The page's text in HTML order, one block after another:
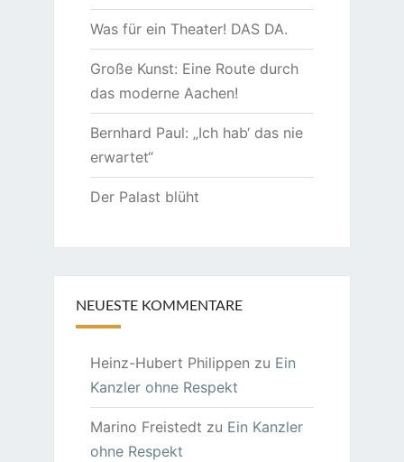
Was für ein Theater! DAS DA.
Große Kunst: Eine Route durch
das moderne Aachen!
Bernhard Paul: „Ich hab‘ das nie
erwartet“
Der Palast blüht
NEUESTE KOMMENTARE
Heinz-Hubert Philippen zu Ein
Kanzler ohne Respekt
Marino Freistedt zu Ein Kanzler
ohne Respekt